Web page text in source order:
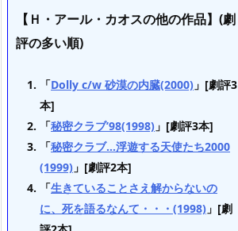
【Ｈ・アール・カオスの他の作品】(劇
評の多い順)
「Dolly c/w 砂漠の内臓(2000) 」[劇評3
本]
「秘密クラブ’98(1998) 」[劇評3本]
「秘密クラブ…浮遊する天使たち2000
(1999) 」[劇評2本]
「生きていることさえ解からないの
に、死を語るなんて・・・(1998) 」[劇